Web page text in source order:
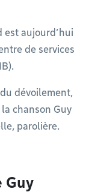
est aujourd’hui
de services
dévoilement,
chanson Guy
parolière.
Guy